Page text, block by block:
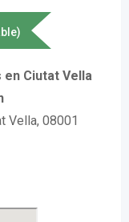
en Ciutat Vella
Vella, 08001